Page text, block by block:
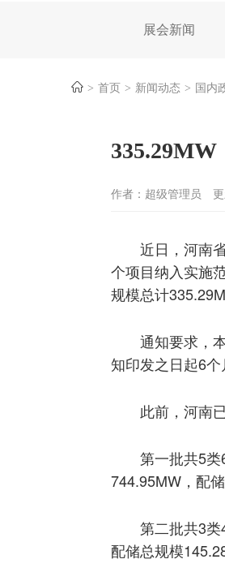
展会新闻
首页 新闻动态 国内
作者：超级管理员
近日，河南
个项目纳入实施
规模总计
通知要求，
知印发之日起6
此前，河南
第一批共5
744.95MW，配
第二批共3
配储总规模